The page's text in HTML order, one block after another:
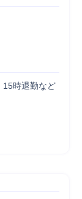
15時退勤など